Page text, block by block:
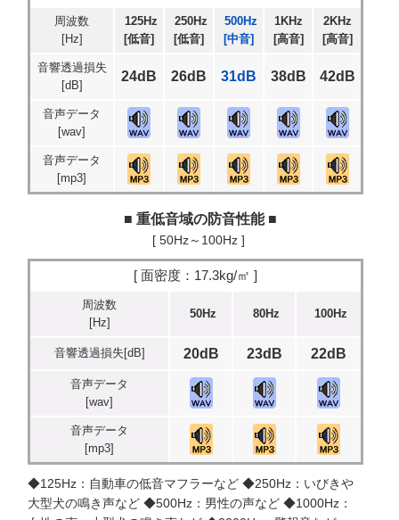
周波数
[Hz]
125Hz
[低音]
250Hz
[低音]
500Hz
[中音]
1KHz
[高音]
2KHz
[高音]
音響透過損失
[dB]
24dB 26dB 31dB 38dB 42dB
音声データ
[wav]
音声データ
[mp3]
■ 重低音域の防音性能 ■
[ 50Hz～100Hz ]
[ 面密度：17.3kg/㎡ ]
周波数
[Hz]
50Hz 80Hz 100Hz
音響透過損失[dB] 20dB 23dB 22dB
音声データ
[wav]
音声データ
[mp3]
◆125Hz：自動車の低音マフラーなど ◆250Hz：いびきや
大型犬の鳴き声など ◆500Hz：男性の声など ◆1000Hz：